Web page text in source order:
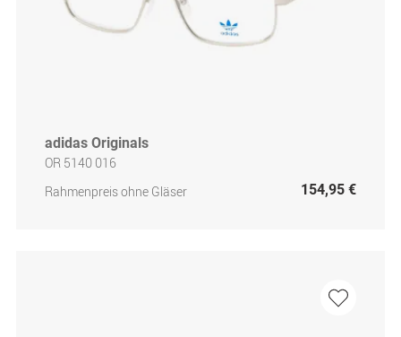
adidas Originals
OR 5140 016
Rahmenpreis ohne Gläser
154,95 €